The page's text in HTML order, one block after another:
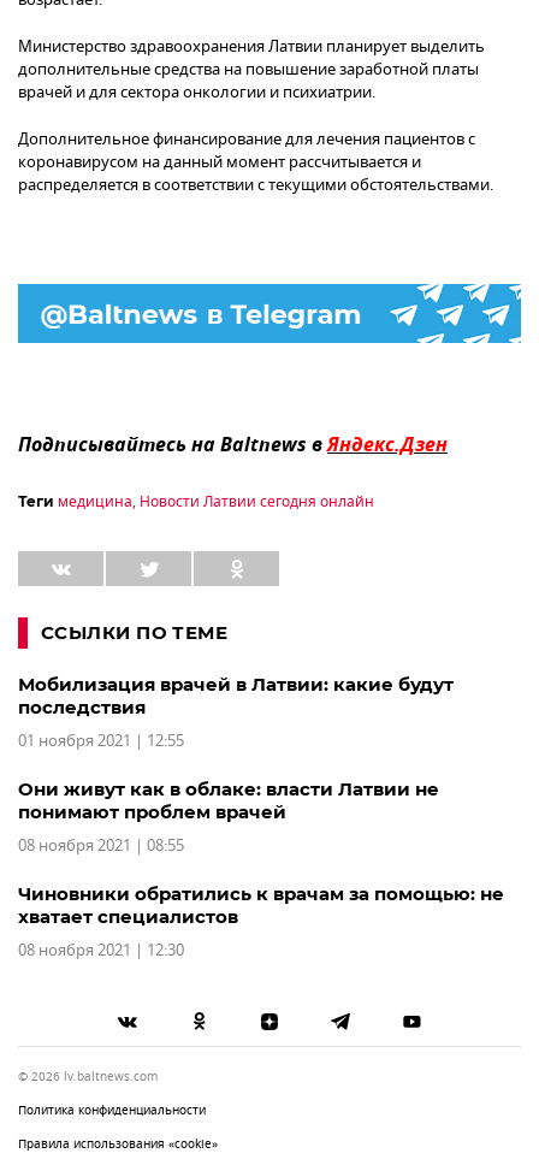
Министерство здравоохранения Латвии планирует выделить
дополнительные средства на повышение заработной платы
врачей и для сектора онкологии и психиатрии.
Дополнительное финансирование для лечения пациентов с
коронавирусом на данный момент рассчитывается и
распределяется в соответствии с текущими обстоятельствами.
Подписывайтесь на Baltnews вЯндекс.Дзен
Теги медицина, Новости Латвии сегодня онлайн
ССЫЛКИ ПО ТЕМЕ
Мобилизация врачей в Латвии: какие будут
последствия
01 ноября 2021 | 12:55
Они живут как в облаке: власти Латвии не
понимают проблем врачей
08 ноября 2021 | 08:55
Чиновники обратились к врачам за помощью: не
хватает специалистов
08 ноября 2021 | 12:30
© 2026 lv.baltnews.com
Политика конфиденциальности
Правила использования «cookie»